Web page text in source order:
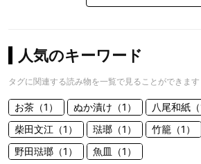
人気のキーワード
タグに関連する読み物を一覧で見ることができます
お茶（1） ぬか漬け（1） 八尾和紙（
柴田文江（1）
琺瑯（1） 竹籠（1）
野田琺瑯（1）
魚皿（1）